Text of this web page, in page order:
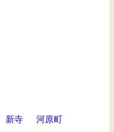
新寺 河原町